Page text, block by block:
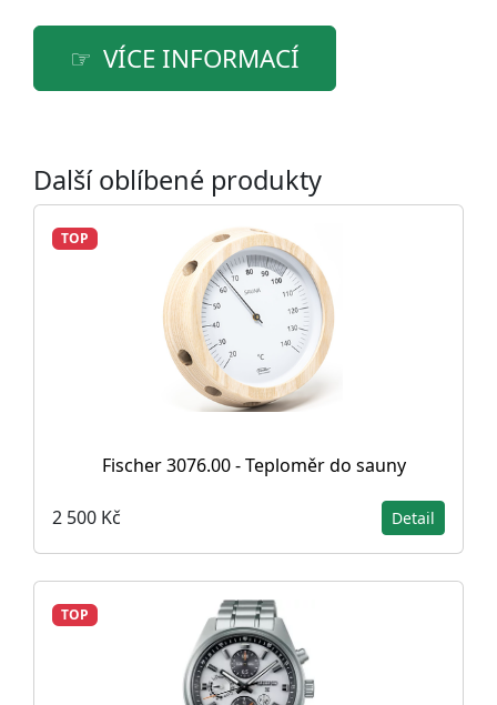
VÍCE INFORMACÍ
Další oblíbené produkty
TOP
Fischer 3076.00 - Teploměr do sauny
2 500 Kč Detail
TOP